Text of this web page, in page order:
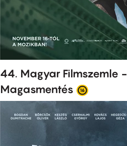
44. Magyar Filmszemle -
Magasmentés